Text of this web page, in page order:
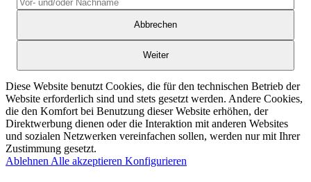
Abbrechen
Weiter
Diese Website benutzt Cookies, die für den technischen Betrieb der
Website erforderlich sind und stets gesetzt werden. Andere Cookies,
die den Komfort bei Benutzung dieser Website erhöhen, der
Direktwerbung dienen oder die Interaktion mit anderen Websites
und sozialen Netzwerken vereinfachen sollen, werden nur mit Ihrer
Zustimmung gesetzt.
Ablehnen Alle akzeptieren Konfigurieren